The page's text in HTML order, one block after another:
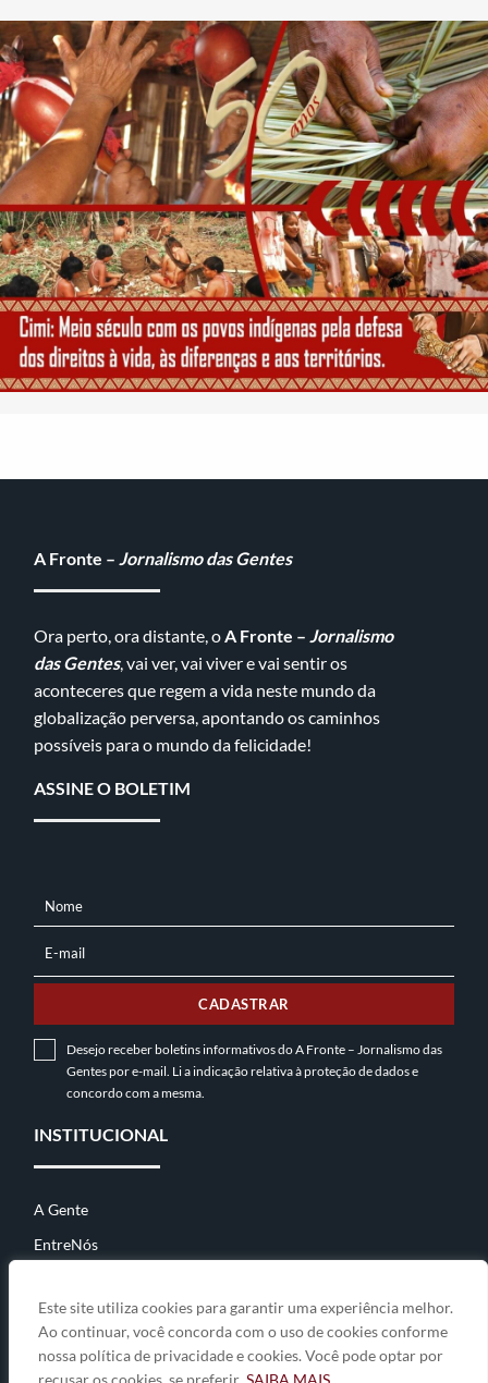
Este site utiliza cookies para garantir uma experiência melhor.
Ao continuar, você concorda com o uso de cookies conforme
nossa política de privacidade e cookies. Você pode optar por
recusar os cookies, se preferir. SAIBA MAIS
A Fronte – Jornalismo das Gentes
Ora perto, ora distante, oA Fronte – Jornalismo
das Gentes, vai ver, vai viver e vai sentir os
aconteceres que regem a vida neste mundo da
globalização perversa, apontando os caminhos
possíveis para o mundo da felicidade!
ASSINE O BOLETIM
NOME
Nome
MAIL
E-mail
CADASTRAR
Desejo receber boletins informativos do A Fronte – Jornalismo das
Gentes por e-mail. Li a indicação relativa àproteção de dadose
concordo com a mesma.
INSTITUCIONAL
A Gente
EntreNós
© 2026 A Fronte • jornalismo das gentes • ByZwei Arts